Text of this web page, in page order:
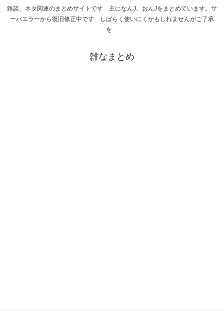
雑談、ネタ関連のまとめサイトです 主になんJ、おんJをまとめています。サ
ーバエラーから復旧修正中です しばらく使いにくかもしれませんがご了承
を
雑なまとめ